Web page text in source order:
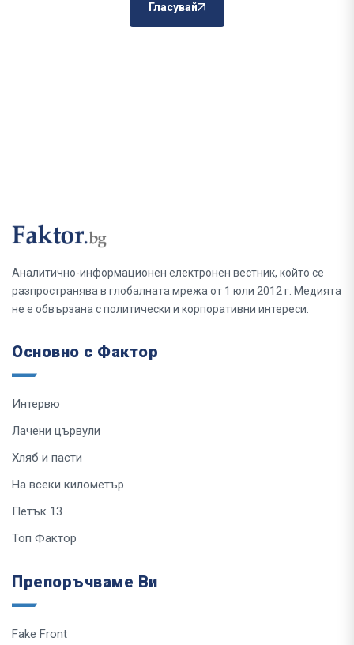
Гласувай
Аналитично-информационен електронен вестник, който се
разпространява в глобалната мрежа от 1 юли 2012 г. Медията
не е обвързана с политически и корпоративни интереси.
Основно с Фактор
Интервю
Лачени цървули
Хляб и пасти
На всеки километър
Петък 13
Топ Фактор
Препоръчваме Ви
Fake Front